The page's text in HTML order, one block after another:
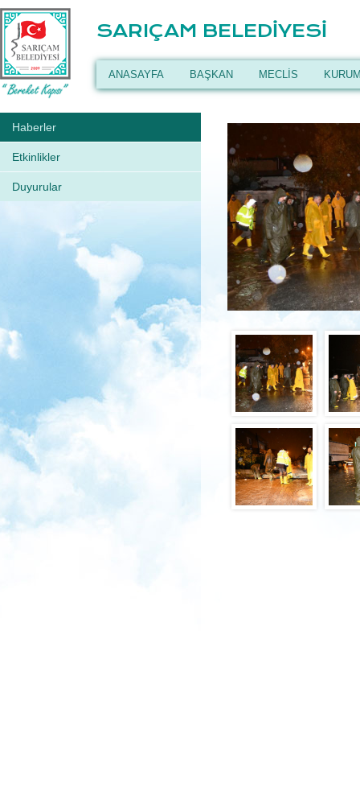
SARIÇAM BELEDİYESİ
ANASAYFA BAŞKAN MECLİS
Haberler
Etkinlikler
Duyurular